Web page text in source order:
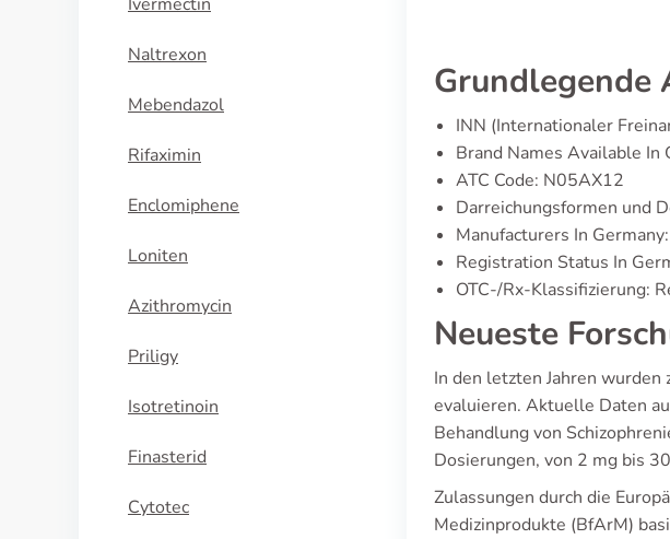
Naltrexon
Mebendazol
Rifaximin
Enclomiphene
Loniten
Azithromycin
Priligy
Isotretinoin
Finasterid
Cytotec
Grundlegende
INN (Internationaler
Brand Names Available In
ATC Code: N05AX12
Darreichungsformen und
Manufacturers In
Registration Status In
OTC-/Rx-Klassifizierung:
Neueste
In den letzten Jahren
evaluieren. Aktuelle Daten
Behandlung von
Dosierungen, von 2 mg bis
Zulassungen durch die
Medizinprodukte (BfArM)